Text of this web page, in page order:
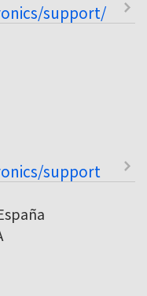
support/
support